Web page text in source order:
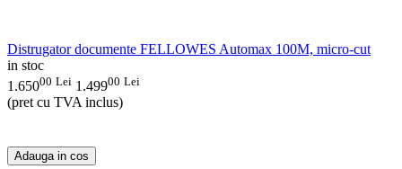
Distrugator documente FELLOWES Automax 100M, micro-cut
in stoc
1.65000 Lei 1.49900 Lei
(pret cu TVA inclus)
Adauga in cos